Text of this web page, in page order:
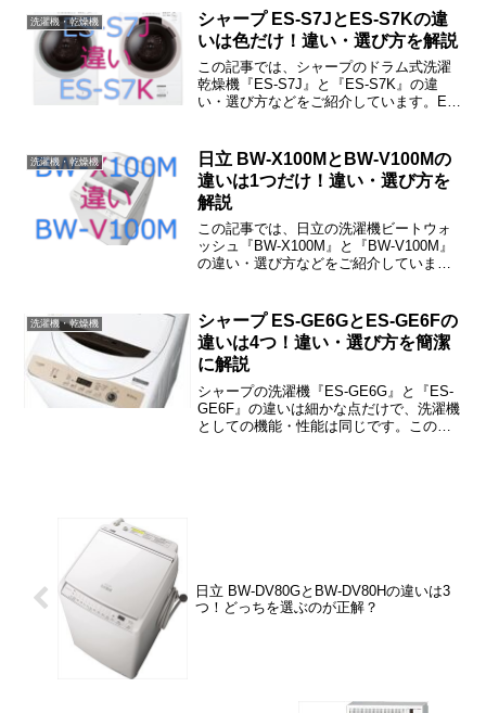
品」などの6つです。
洗濯機・乾燥機
シャープ ES-S7JとES-S7Kの違
いは色だけ！違い・選び方を解説
この記事では、シャープのドラム式洗濯
乾燥機『ES-S7J』と『ES-S7K』の違
い・選び方などをご紹介しています。ES-
洗濯機・乾燥機
日立 BW-X100MとBW-V100Mの
違いは1つだけ！違い・選び方を
解説
この記事では、日立の洗濯機ビートウォ
ッシュ『BW-X100M』と『BW-V100M』
の違い・選び方などをご紹介していま
の他の機能・性能は同じです。
洗濯機・乾燥機
シャープ ES-GE6GとES-GE6Fの
違いは4つ！違い・選び方を簡潔
に解説
シャープの洗濯機『ES-GE6G』と『ES-
GE6F』の違いは細かな点だけで、洗濯機
としての機能・性能は同じです。この記
日立 BW-DV80GとBW-DV80Hの違いは3
つ！どっちを選ぶのが正解？